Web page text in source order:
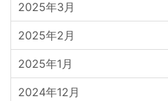
2025年3月
2025年2月
2025年1月
2024年12月